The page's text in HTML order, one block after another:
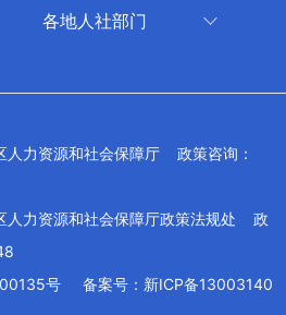
审计厅
退役军人事务厅
商务厅
各地人社部门
克孜勒苏柯尔克孜自治州
人力资源和社会保障厅 政策咨询：
人力资源和社会保障厅政策法规处 政
号
备案号：新ICP备13003140